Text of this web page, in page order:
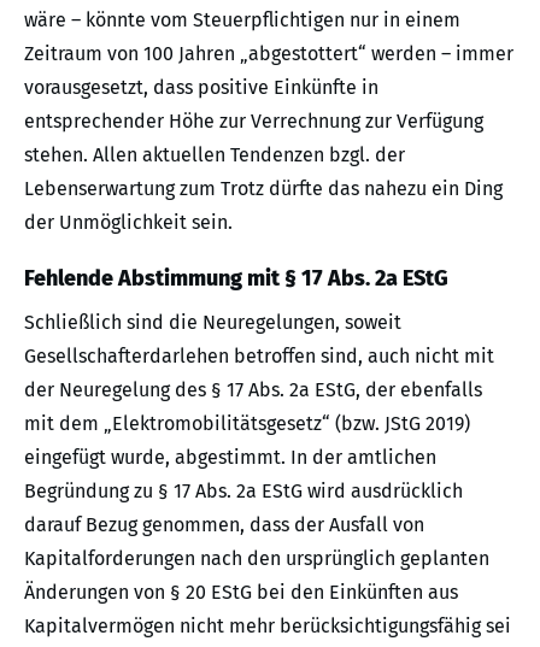
wäre – könnte vom Steuerpflichtigen nur in einem
Zeitraum von 100 Jahren „abgestottert“ werden – immer
vorausgesetzt, dass positive Einkünfte in
entsprechender Höhe zur Verrechnung zur Verfügung
stehen. Allen aktuellen Tendenzen bzgl. der
Lebenserwartung zum Trotz dürfte das nahezu ein Ding
der Unmöglichkeit sein.
Fehlende Abstimmung mit § 17 Abs. 2a EStG
Schließlich sind die Neuregelungen, soweit
Gesellschafterdarlehen betroffen sind, auch nicht mit
der Neuregelung des § 17 Abs. 2a EStG, der ebenfalls
mit dem „Elektromobilitätsgesetz“ (bzw. JStG 2019)
eingefügt wurde, abgestimmt. In der amtlichen
Begründung zu § 17 Abs. 2a EStG wird ausdrücklich
darauf Bezug genommen, dass der Ausfall von
Kapitalforderungen nach den ursprünglich geplanten
Änderungen von § 20 EStG bei den Einkünften aus
Kapitalvermögen nicht mehr berücksichtigungsfähig sei